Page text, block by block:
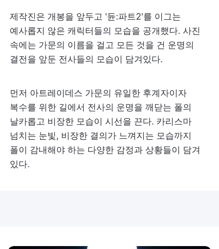
제작진은 개봉을 앞두고 '듄:파트2'를 이그는
예사롭지 않은 캐릭터들의 모습을 공개했다. 사진
속에는 가문의 이름을 걸고 모든 것을 건 운명의
결전을 앞둔 전사들의 모습이 담겨있다.
먼저 아트레이데스 가문의 유일한 후계자이자
복수를 위한 길에서 전사의 운명을 깨닫는 폴의
날카롭고 비장한 모습이 시선을 끈다. 카리스마
넘치는 눈빛, 비장한 결의가 느껴지는 모습까지
폴이 감내해야 하는 다양한 감정과 상황들이 담겨
있다.